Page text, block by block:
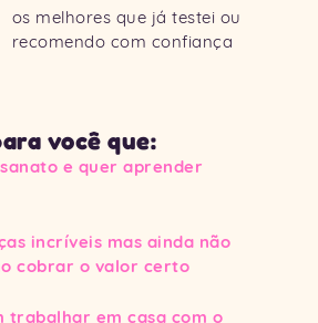
os melhores que já testei ou
recomendo com confiança
você que:
e quer aprender
incríveis mas ainda não
cobrar o valor certo
trabalhar em casa com o